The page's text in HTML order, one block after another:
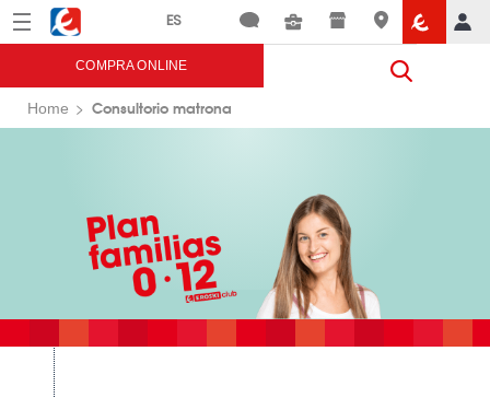
Menú Eroski
COMPRA ONLINE
Home Consultorio matrona